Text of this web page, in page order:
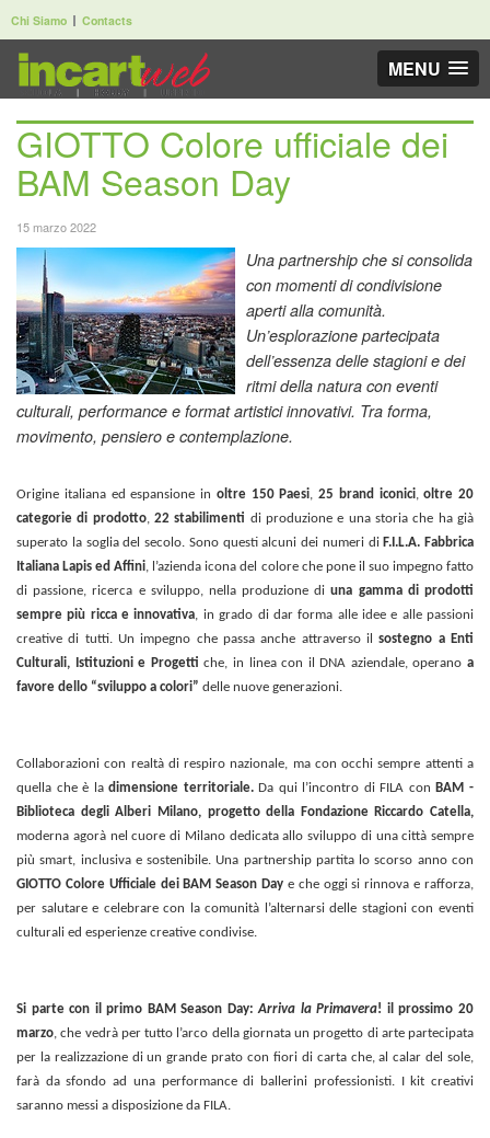
Chi Siamo Contacts
MENU
GIOTTO Colore ufficiale dei
BAM Season Day
15 marzo 2022
Una partnership che si consolida
con momenti di condivisione
aperti alla comunità.
Un’esplorazione partecipata
dell’essenza delle stagioni e dei
ritmi della natura con eventi
culturali, performance e format artistici innovativi. Tra forma,
movimento, pensiero e contemplazione.
Origine italiana ed espansione in oltre 150 Paesi, 25 brand iconici,oltre 20
categorie di prodotto,22 stabilimenti di produzione e una storia che ha già
superato la soglia del secolo. Sono questi alcuni dei numeri di F.I.L.A. Fabbrica
Italiana Lapis ed Affini, l’azienda icona del colore che pone il suo impegno fatto
di passione, ricerca e sviluppo, nella produzione diuna gamma di prodotti
sempre più ricca e innovativa, in grado di dar forma alle idee e alle passioni
creative di tutti. Un impegno che passa anche attraverso ilsostegno a Enti
Culturali, Istituzioni e Progetti che, in linea con il DNA aziendale, operano a
favore dello “sviluppo a colori” delle nuove generazioni.
Collaborazioni con realtà di respiro nazionale, ma con occhi sempre attenti a
quella che è ladimensione territoriale.Da qui l’incontro di FILA con BAM -
Biblioteca degli Alberi Milano, progetto della Fondazione Riccardo Catella,
moderna agorà nel cuore di Milanodedicataallo sviluppo di una città sempre
più smart, inclusiva e sostenibile. Una partnership partita lo scorso anno con
GIOTTO Colore Ufficiale dei BAM Season Day e che oggi si rinnova e rafforza,
per salutare e celebrare con la comunità l’alternarsi delle stagioni con eventi
culturali ed esperienze creative condivise.
Si parte con il primo BAM Season Day:Arriva la Primavera! il prossimo 20
marzo, che vedrà per tutto l’arco della giornata un progetto di arte partecipata
per la realizzazione di un grande prato con fiori di carta che, al calar del sole,
farà da sfondo ad una performance di ballerini professionisti. I kit creativi
saranno messi a disposizione da FILA.